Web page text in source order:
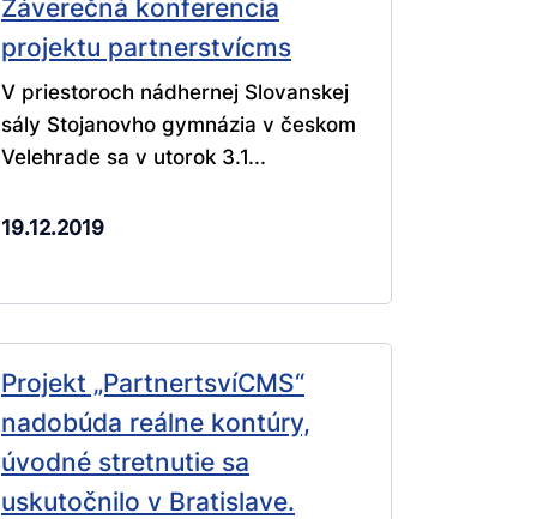
Záverečná konferencia
projektu partnerstvícms
V priestoroch nádhernej Slovanskej
sály Stojanovho gymnázia v českom
Velehrade sa v utorok 3.1...
19.12.2019
Projekt „PartnertsvíCMS“
nadobúda reálne kontúry,
úvodné stretnutie sa
uskutočnilo v Bratislave.